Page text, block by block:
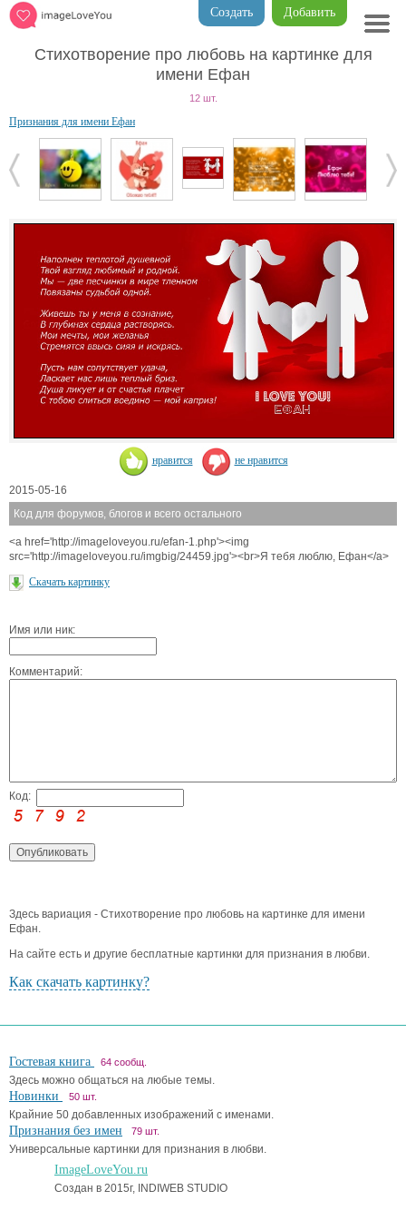
Добавить
Создать
Стихотворение про любовь на картинке для
имени Ефан
12 шт.
Признания для имени Ефан
нравится не нравится
2015-05-16
Код для форумов, блогов и всего остального
<a href='http://imageloveyou.ru/efan-1.php'><img
src='http://imageloveyou.ru/imgbig/24459.jpg'><br>Я тебя люблю, Ефан</a>
Скачать картинку
Имя или ник:
Комментарий:
Код:
Здесь вариация - Стихотворение про любовь на картинке для имени
Ефан.
На сайте есть и другие бесплатные картинки для признания в любви.
Как скачать картинку?
Гостевая книга 64 сообщ.
Здесь можно общаться на любые темы.
Новинки 50 шт.
Крайние 50 добавленных изображений с именами.
Признания без имен 79 шт.
Универсальные картинки для признания в любви.
ImageLoveYou.ru
Создан в 2015г, INDIWEB STUDIO